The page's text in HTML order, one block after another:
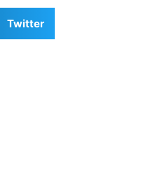
Twitter